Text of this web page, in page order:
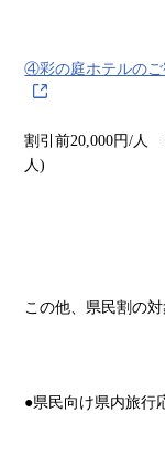
④彩の庭ホテルのご
割引前20,000円/人
人)
この他、県民割の
●県民向け県内旅行